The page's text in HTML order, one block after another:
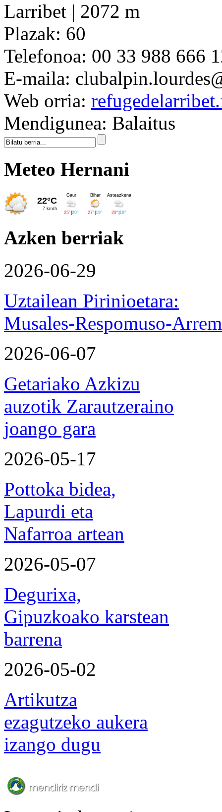
Larribet | 2072 m
Plazak: 60
Telefonoa: 00 33 988 666
E-maila:
Web orria:
Mendigunea: Balaitus
Meteo Hernani
Azken berriak
2026-06-29
Uztailean Pirinioetara:
Musales-Respomuso-
2026-06-07
Getariako Azkizu
auzotik Zarautzeraino
joango gara
2026-05-17
Pottoka bidea,
Lapurdi eta
Nafarroa artean
2026-05-07
Degurixa,
Gipuzkoako karstean
barrena
2026-05-02
Artikutza
ezagutzeko aukera
izango dugu